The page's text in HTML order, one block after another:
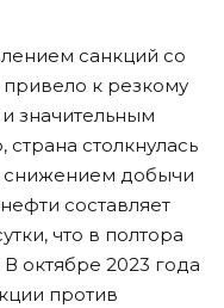
санкций со
к резкому
значительным
столкнулась
снижением добычи
составляет
что в полтора
октябре 2023 года
против